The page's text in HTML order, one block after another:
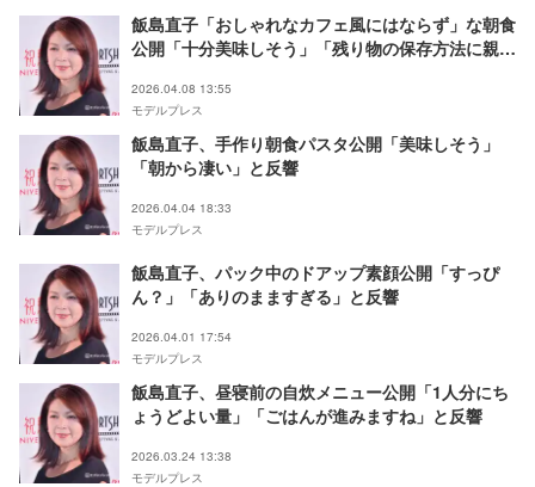
飯島直子「おしゃれなカフェ風にはならず」な朝食
公開「十分美味しそう」「残り物の保存方法に親近
2026.04.08 13:55
モデルプレス
飯島直子、手作り朝食パスタ公開「美味しそう」
「朝から凄い」と反響
2026.04.04 18:33
モデルプレス
飯島直子、パック中のドアップ素顔公開「すっぴ
ん？」「ありのまますぎる」と反響
2026.04.01 17:54
モデルプレス
飯島直子、昼寝前の自炊メニュー公開「1人分にち
ょうどよい量」「ごはんが進みますね」と反響
2026.03.24 13:38
モデルプレス